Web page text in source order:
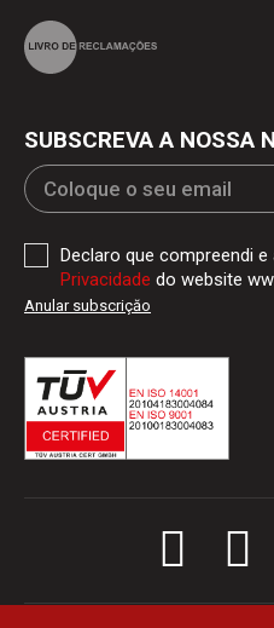
SUBSCREVA A NOSSA
Declaro que compreendi e
Privacidade do website
Anular subscriçăo